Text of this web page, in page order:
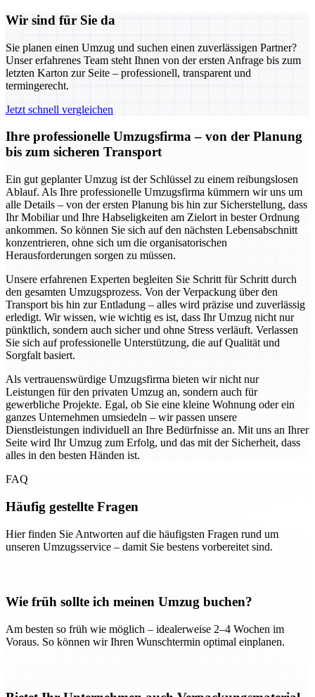
Wir sind für Sie da
Sie planen einen Umzug und suchen einen zuverlässigen Partner?
Unser erfahrenes Team steht Ihnen von der ersten Anfrage bis zum
letzten Karton zur Seite – professionell, transparent und
termingerecht.
Jetzt schnell vergleichen
Ihre professionelle Umzugsfirma – von der Planung
bis zum sicheren Transport
Ein gut geplanter Umzug ist der Schlüssel zu einem reibungslosen
Ablauf. Als Ihre professionelle Umzugsfirma kümmern wir uns um
alle Details – von der ersten Planung bis hin zur Sicherstellung, dass
Ihr Mobiliar und Ihre Habseligkeiten am Zielort in bester Ordnung
ankommen. So können Sie sich auf den nächsten Lebensabschnitt
konzentrieren, ohne sich um die organisatorischen
Herausforderungen sorgen zu müssen.
Unsere erfahrenen Experten begleiten Sie Schritt für Schritt durch
den gesamten Umzugsprozess. Von der Verpackung über den
Transport bis hin zur Entladung – alles wird präzise und zuverlässig
erledigt. Wir wissen, wie wichtig es ist, dass Ihr Umzug nicht nur
pünktlich, sondern auch sicher und ohne Stress verläuft. Verlassen
Sie sich auf professionelle Unterstützung, die auf Qualität und
Sorgfalt basiert.
Als vertrauenswürdige Umzugsfirma bieten wir nicht nur
Leistungen für den privaten Umzug an, sondern auch für
gewerbliche Projekte. Egal, ob Sie eine kleine Wohnung oder ein
ganzes Unternehmen umsiedeln – wir passen unsere
Dienstleistungen individuell an Ihre Bedürfnisse an. Mit uns an Ihrer
Seite wird Ihr Umzug zum Erfolg, und das mit der Sicherheit, dass
alles in den besten Händen ist.
FAQ
Häufig gestellte Fragen
Hier finden Sie Antworten auf die häufigsten Fragen rund um
unseren Umzugsservice – damit Sie bestens vorbereitet sind.
Wie früh sollte ich meinen Umzug buchen?
Am besten so früh wie möglich – idealerweise 2–4 Wochen im
Voraus. So können wir Ihren Wunschtermin optimal einplanen.